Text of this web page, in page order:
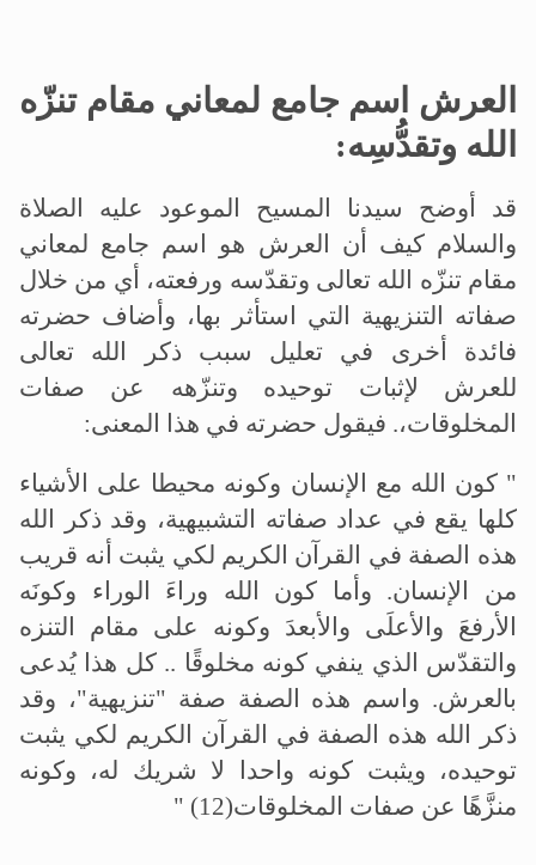
العرش اسم جامع لمعاني مقام تنزّه
الله وتقدُّسِه:
قد أوضح سيدنا المسيح الموعود عليه الصلاة
والسلام كيف أن العرش هو اسم جامع لمعاني
مقام تنزّه الله تعالى وتقدّسه ورفعته، أي من خلال
صفاته التنزيهية التي استأثر بها، وأضاف حضرته
فائدة أخرى في تعليل سبب ذكر الله تعالى
للعرش لإثبات توحيده وتنزّهه عن صفات
المخلوقات،. فيقول حضرته في هذا المعنى:
"كون الله مع الإنسان وكونه محيطا على الأشياء
كلها يقع في عداد صفاته التشبيهية، وقد ذكر الله
هذه الصفة في القرآن الكريم لكي يثبت أنه قريب
من الإنسان. وأما كون الله وراءَ الوراء وكونَه
الأرفعَ والأعلَى والأبعدَ وكونه على مقام التنزه
والتقدّس الذي ينفي كونه مخلوقًا .. كل هذا يُدعى
بالعرش. واسم هذه الصفة صفة "تنزيهية"، وقد
ذكر الله هذه الصفة في القرآن الكريم لكي يثبت
توحيده، ويثبت كونه واحدا لا شريك له، وكونه
منزَّهًا عن صفات المخلوقات" (12)